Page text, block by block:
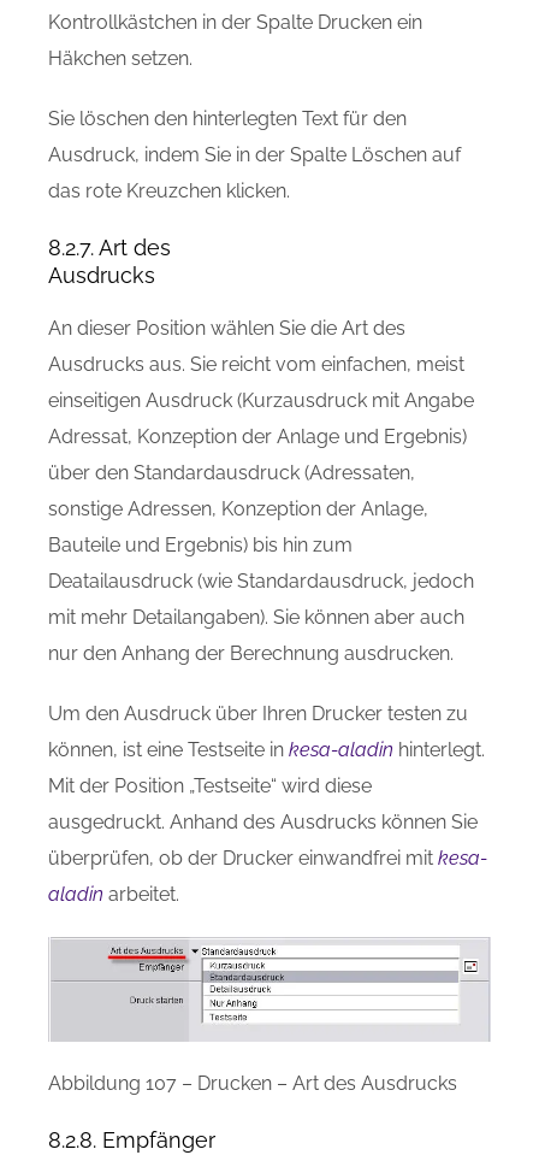
Kontrollkästchen in der Spalte Drucken ein
Häkchen setzen.
Sie löschen den hinterlegten Text für den
Ausdruck, indem Sie in der Spalte Löschen auf
das rote Kreuzchen klicken.
8.2.7. Art des
Ausdrucks
An dieser Position wählen Sie die Art des
Ausdrucks aus. Sie reicht vom einfachen, meist
einseitigen Ausdruck (Kurzausdruck mit Angabe
Adressat, Konzeption der Anlage und Ergebnis)
über den Standardausdruck (Adressaten,
sonstige Adressen, Konzeption der Anlage,
Bauteile und Ergebnis) bis hin zum
Deatailausdruck (wie Standardausdruck, jedoch
mit mehr Detailangaben). Sie können aber auch
nur den Anhang der Berechnung ausdrucken.
Um den Ausdruck über Ihren Drucker testen zu
können, ist eine Testseite in kesa-aladin hinterlegt.
Mit der Position „Testseite“ wird diese
ausgedruckt. Anhand des Ausdrucks können Sie
überprüfen, ob der Drucker einwandfrei mit kesa-
aladin arbeitet.
Abbildung 107 – Drucken – Art des Ausdrucks
8.2.8. Empfänger